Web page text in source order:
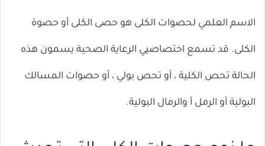
الاسم العلمي لحصوات الكلى هو حصى الكلى أو حصوة
الكلى. قد تسمع اختصاصيي الرعاية الصحية يسمون هذه
الحالة تحص الكلية ، أو تحص بولي ، أو حصوات المسالك
البولية أو الرمل أ والرمال البولية.